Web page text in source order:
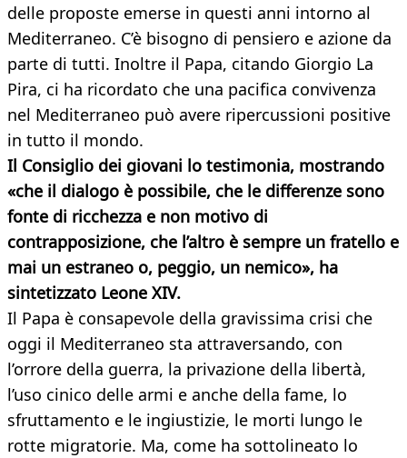
delle proposte emerse in questi anni intorno al
Mediterraneo. C’è bisogno di pensiero e azione da
parte di tutti. Inoltre il Papa, citando Giorgio La
Pira, ci ha ricordato che una pacifica convivenza
nel Mediterraneo può avere ripercussioni positive
in tutto il mondo.
Il Consiglio dei giovani lo testimonia, mostrando
«che il dialogo è possibile, che le differenze sono
fonte di ricchezza e non motivo di
contrapposizione, che l’altro è sempre un fratello e
mai un estraneo o, peggio, un nemico», ha
sintetizzato Leone XIV.
Il Papa è consapevole della gravissima crisi che
oggi il Mediterraneo sta attraversando, con
l’orrore della guerra, la privazione della libertà,
l’uso cinico delle armi e anche della fame, lo
sfruttamento e le ingiustizie, le morti lungo le
rotte migratorie. Ma, come ha sottolineato lo